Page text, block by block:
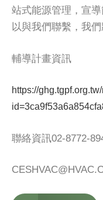
站式能源管理，宣
以與我們聯繫，我
輔導計畫資訊
https://
聯絡資訊02-8772-